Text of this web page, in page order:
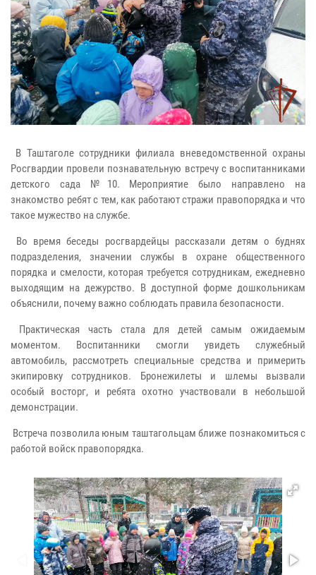
В Таштаголе сотрудники филиала вневедомственной охраны
Росгвардии провели познавательную встречу с воспитанниками
детского сада №10. Мероприятие было направлено на
знакомство ребят с тем, как работают стражи правопорядка и что
такое мужество на службе.
Во время беседы росгвардейцы рассказали детям о буднях
подразделения, значении службы в охране общественного
порядка и смелости, которая требуется сотрудникам, ежедневно
выходящим на дежурство. В доступной форме дошкольникам
объяснили, почему важно соблюдать правила безопасности.
Практическая часть стала для детей самым ожидаемым
моментом. Воспитанники смогли увидеть служебный
автомобиль, рассмотреть специальные средства и примерить
экипировку сотрудников. Бронежилеты и шлемы вызвали
особый восторг, и ребята охотно участвовали в небольшой
демонстрации.
Встреча позволила юным таштагольцам ближе познакомиться с
работой войск правопорядка.